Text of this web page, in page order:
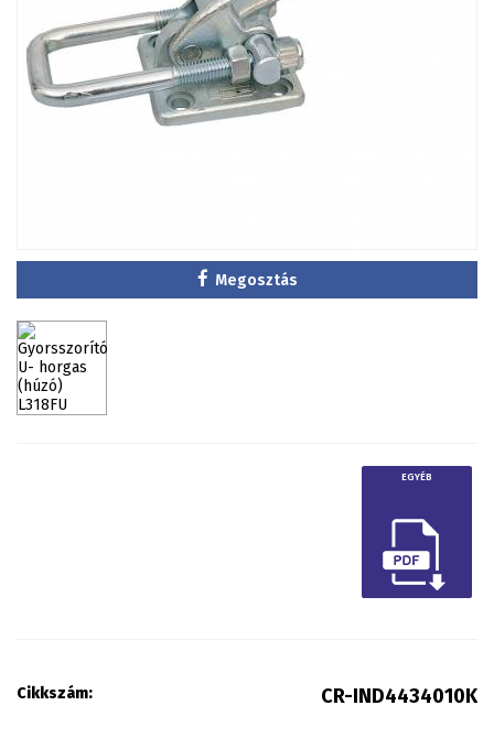
Megosztás
EGYÉB
Cikkszám: CR-IND4434010K